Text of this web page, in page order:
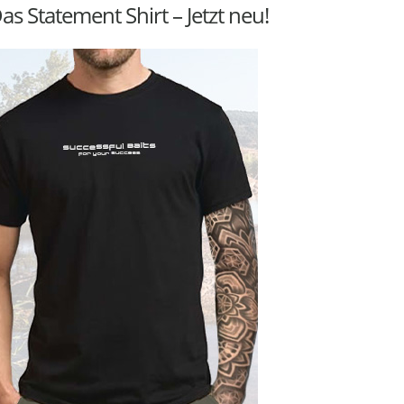
Statement Shirt – Jetzt neu!